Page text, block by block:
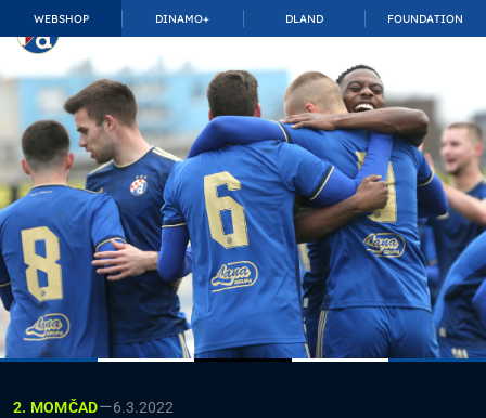
WEBSHOP DINAMO+ DLAND FOUNDATION
TOP_BAR.MembershipSuffix
2. MOMČAD—6.3.2022